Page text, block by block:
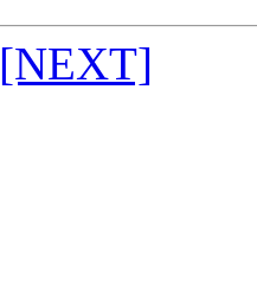
[NEXT]